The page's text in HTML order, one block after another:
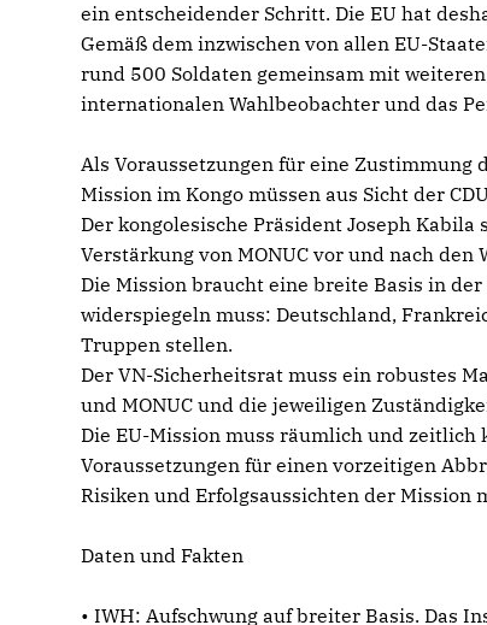
ein entscheidender Schritt. Die EU hat
Gemäß dem inzwischen von allen EU-
rund 500 Soldaten gemeinsam mit
internationalen Wahlbeobachter und das
Als Voraussetzungen für eine Zustimmung
Mission im Kongo müssen aus Sicht der
Der kongolesische Präsident Joseph
Verstärkung von MONUC vor und nach
Die Mission braucht eine breite Basis in
widerspiegeln muss: Deutschland,
Truppen stellen.
Der VN-Sicherheitsrat muss ein robustes
und MONUC und die jeweiligen
Die EU-Mission muss räumlich und
Voraussetzungen für einen vorzeitigen
Risiken und Erfolgsaussichten der Mission
Daten und Fakten
• IWH: Aufschwung auf breiter Basis. Das